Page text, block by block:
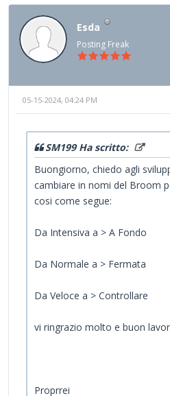
Esda
Posting Freak
05-15-2024, 04:24 PM
SM199 Ha scritto:
Buongiorno, chiedo agli
cambiare in nomi del Broom
cosi come segue:
Da Intensiva a > A Fondo
Da Normale a > Fermata
Da Veloce a > Controllare
vi ringrazio molto e buon
Proprrei